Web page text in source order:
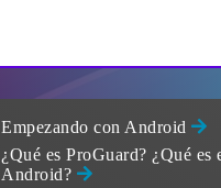
Empezando con Android
¿Qué es ProGuard? ¿Qué es
Android?